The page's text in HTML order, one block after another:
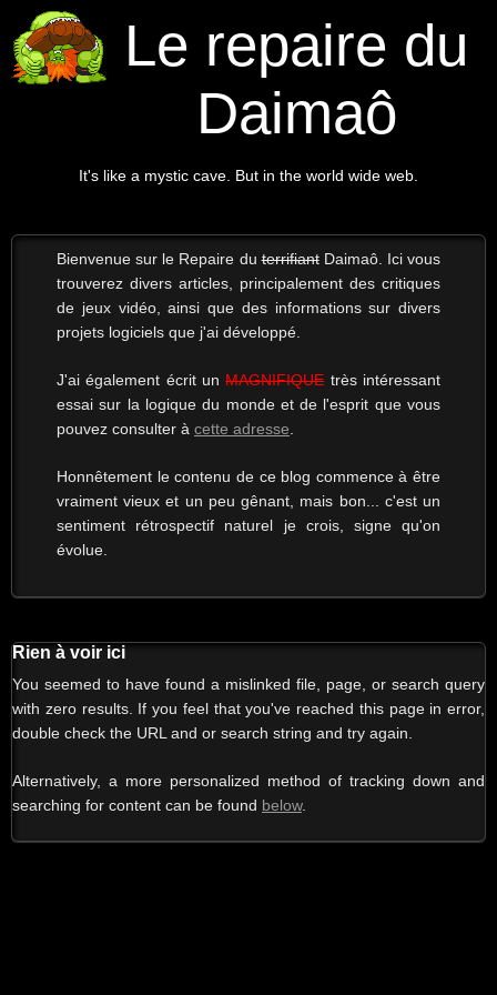
Le repaire du
Daimaô
It's like a mystic cave. But in the world wide web.
Bienvenue sur le Repaire duterrifiantDaimaô. Ici vous
trouverez divers articles, principalement des critiques
de jeux vidéo, ainsi que des informations sur divers
projets logiciels que j'ai développé.
J'ai également écrit unMAGNIFIQUEtrès intéressant
essai sur la logique du monde et de l'esprit que vous
pouvez consulter à cette adresse
Honnêtement le contenu de ce blog commence à être
vraiment vieux et un peu gênant, mais bon... c'est un
sentiment rétrospectif naturel je crois, signe qu'on
évolue.
Rien à voir ici
You seemed to have found a mislinked file, page, or search query
with zero results. If you feel that you've reached this page in error,
double check the URL and or search string and try again.
Alternatively, a more personalized method of tracking down and
searching for content can be found below.